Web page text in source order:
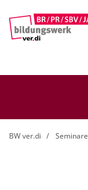
BW ver.di Seminare